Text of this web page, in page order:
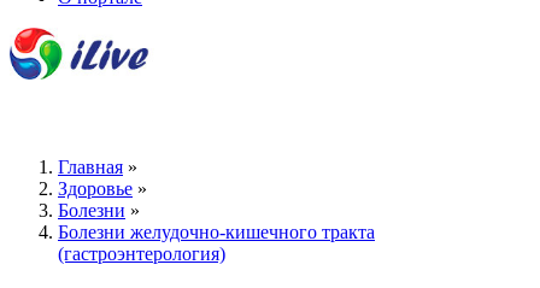
Главная »
Здоровье »
Болезни »
Болезни желудочно-кишечного тракта
(гастроэнтерология)